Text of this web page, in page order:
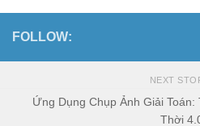
FOLLOW:
NEXT
Ứng Dụng Chụp Ảnh Giải
Thời